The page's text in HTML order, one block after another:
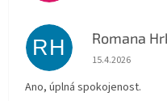
RH Romana
Hodnocení
15.4.2026
Ano, úplná spokojenost.